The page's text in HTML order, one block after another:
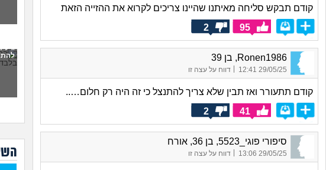
קודם תבקש סליחה מאיתנו שהיינו צריכים לקרוא את ההזייה הזאת
95
2
Ronen1986, בן 39
29/05/25 12:41 דווח על עצה זו
קודם תתעורר ואז תבין שלא צריך להתנצל כי זה היה רק חלום…..
41
2
סיפורי פוגי_5523, בן 36, אורח
29/05/25 13:06 דווח על עצה זו